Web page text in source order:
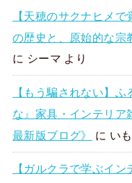
【天穂のサクナヒメ
の歴史と、原始的な宗
に シーマ より
【もう騙されない】
な』家具・インテリア
最新版ブログ》
に いも
【ガルクラで学ぶイ